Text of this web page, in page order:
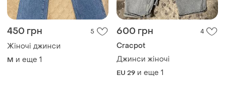
450 грн 5
Жіночі джинси
M и еще 1
600 грн 4
Cracpot
Джинси жіночі
EU 29 и еще 1